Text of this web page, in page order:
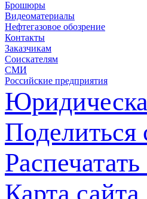
Брошюры
Видеоматериалы
Нефтегазовое обозрение
Контакты
Заказчикам
Соискателям
СМИ
Российские предприятия
Поделиться